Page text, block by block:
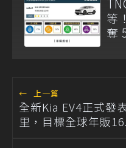
等
奪
← 上一篇
全新Kia EV4正式發
里，目標全球年販